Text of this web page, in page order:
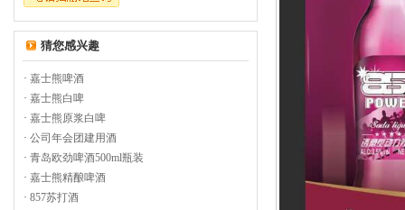
猜您感兴趣
· 嘉士熊啤酒
· 嘉士熊白啤
· 嘉士熊原浆白啤
· 公司年会团建用酒
· 青岛欧劲啤酒500ml瓶装
· 嘉士熊精酿啤酒
· 857苏打酒